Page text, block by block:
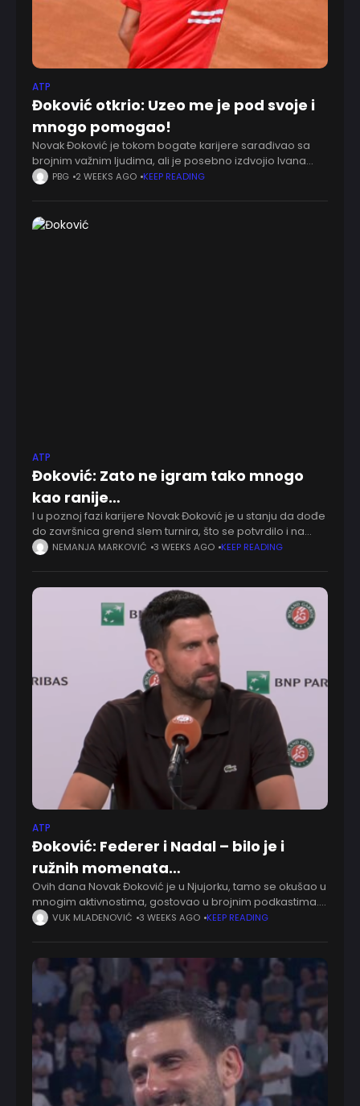
ATP
Đoković otkrio: Uzeo me je pod svoje i
mnogo pomogao!
Novak Đoković je tokom bogate karijere sarađivao sa
brojnim važnim ljudima, ali je posebno izdvojio Ivana
Ljubičića, koji mu je mnogo pomogao na početku
PBG 2 WEEKS AGO KEEP READING
ATP
Đoković: Zato ne igram tako mnogo
kao ranije…
I u poznoj fazi karijere Novak Đoković je u stanju da dođe
do završnica grend slem turnira, što se potvrdilo i na
Vimbldonu. Komentarišući nastup na londonskoj travi,
NEMANJA MARKOVIĆ 3 WEEKS AGO KEEP READING
ATP
Đoković: Federer i Nadal – bilo je i
ružnih momenata…
Ovih dana Novak Đoković je u Njujorku, tamo se okušao u
mnogim aktivnostima, gostovao u brojnim podkastima.
Javnost se najviše interesuje za najveće tenisko rivalstvo
VUK MLADENOVIĆ 3 WEEKS AGO KEEP READING